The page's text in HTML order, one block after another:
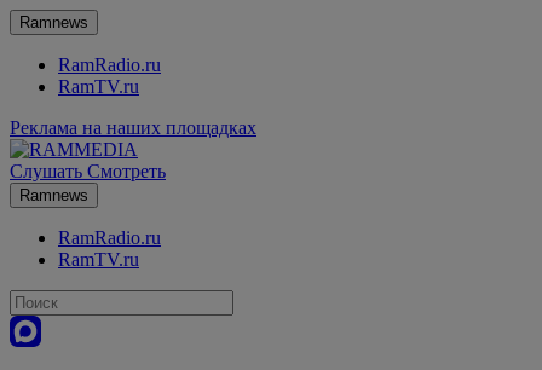
Ramnews
RamRadio.ru
RamTV.ru
Реклама на наших площадках
Слушать Смотреть
Ramnews
RamRadio.ru
RamTV.ru